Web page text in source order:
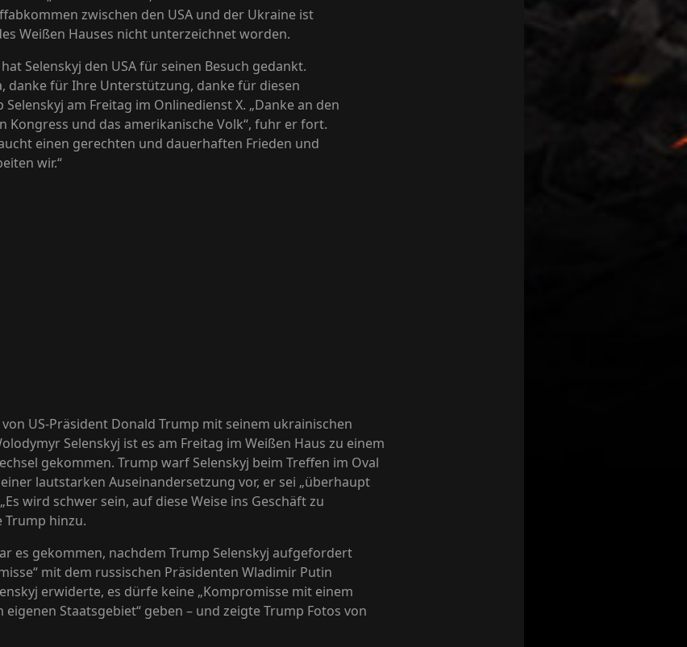
zwischen den USA und der Ukraine ist
Weißen Hauses nicht unterzeichnet worden.
Selenskyj den USA für seinen Besuch gedankt.
danke für Ihre Unterstützung, danke für diesen
Selenskyj am Freitag im Onlinedienst X. „Danke an den
Kongress und das amerikanische Volk“, fuhr er fort.
einen gerechten und dauerhaften Frieden und
wir.“
US-Präsident Donald Trump mit seinem ukrainischen
Selenskyj ist es am Freitag im Weißen Haus zu einem
gekommen. Trump warf Selenskyj beim Treffen im Oval
lautstarken Auseinandersetzung vor, er sei „überhaupt
wird schwer sein, auf diese Weise ins Geschäft zu
Trump hinzu.
es gekommen, nachdem Trump Selenskyj aufgefordert
mit dem russischen Präsidenten Wladimir Putin
erwiderte, es dürfe keine „Kompromisse mit einem
Staatsgebiet“ geben – und zeigte Trump Fotos von